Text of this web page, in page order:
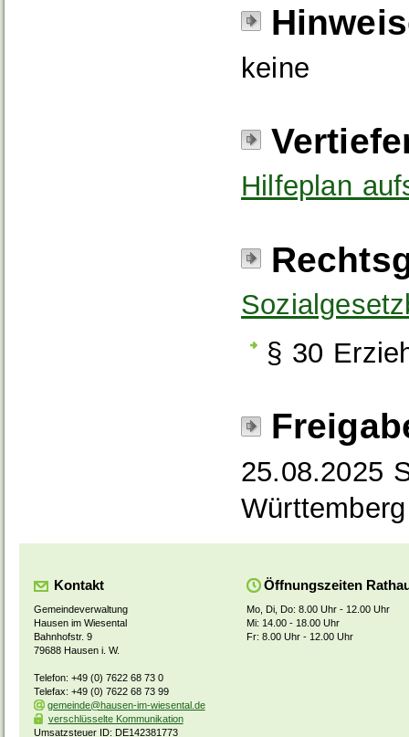
keine
Hilfeplan
§ 30
25.08.2025
Württemberg
Kontakt
Gemeindeverwaltung
Hausen im Wiesental
Bahnhofstr. 9
79688 Hausen i. W.
Telefon: +49 (0) 7622 68 73 0
Telefax: +49 (0) 7622 68 73 99
gemeinde@hausen-im-wiesental.de
verschlüsselte Kommunikation
Umsatzsteuer ID: DE142381773
Öffnungszeiten
Mo, Di, Do: 8.00 Uhr - 12.00 Uhr
Mi: 14.00 - 18.00 Uhr
Fr: 8.00 Uhr - 12.00 Uhr